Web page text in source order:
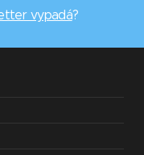
vypadá?